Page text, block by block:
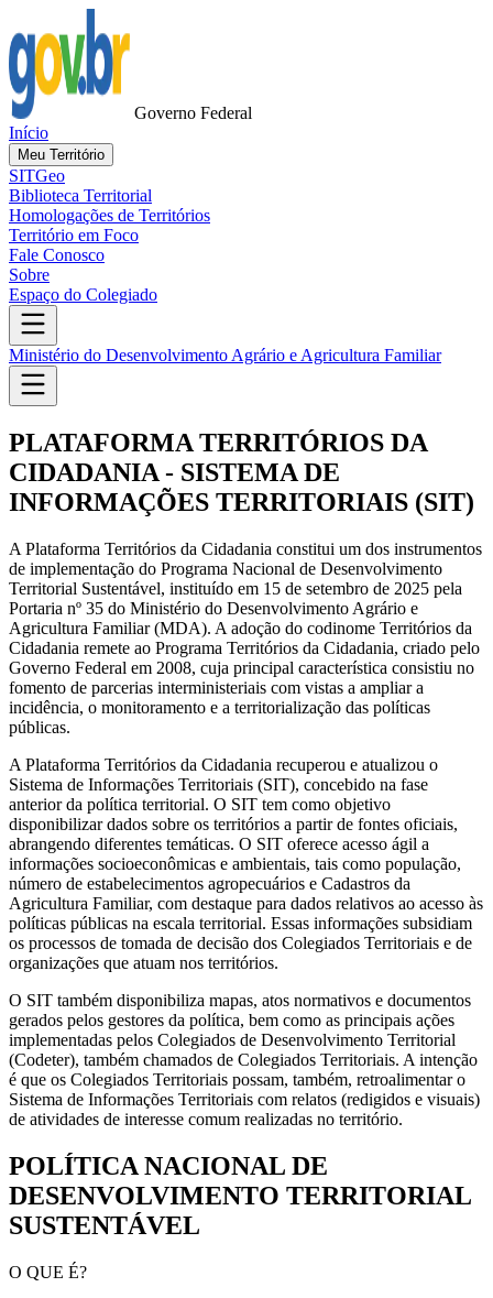
Governo Federal
Início
Meu Território
SITGeo
Biblioteca Territorial
Homologações de Territórios
Território em Foco
Fale Conosco
Sobre
Espaço do Colegiado
Ministério do Desenvolvimento Agrário e Agricultura Familiar
PLATAFORMA TERRITÓRIOS DA
CIDADANIA - SISTEMA DE
INFORMAÇÕES TERRITORIAIS (SIT)
A Plataforma Territórios da Cidadania constitui um dos instrumentos
de implementação do Programa Nacional de Desenvolvimento
Territorial Sustentável, instituído em 15 de setembro de 2025 pela
Portaria nº 35 do Ministério do Desenvolvimento Agrário e
Agricultura Familiar (MDA). A adoção do codinome Territórios da
Cidadania remete ao Programa Territórios da Cidadania, criado pelo
Governo Federal em 2008, cuja principal característica consistiu no
fomento de parcerias interministeriais com vistas a ampliar a
incidência, o monitoramento e a territorialização das políticas
públicas.
A Plataforma Territórios da Cidadania recuperou e atualizou o
Sistema de Informações Territoriais (SIT), concebido na fase
anterior da política territorial. O SIT tem como objetivo
disponibilizar dados sobre os territórios a partir de fontes oficiais,
abrangendo diferentes temáticas. O SIT oferece acesso ágil a
informações socioeconômicas e ambientais, tais como população,
número de estabelecimentos agropecuários e Cadastros da
Agricultura Familiar, com destaque para dados relativos ao acesso às
políticas públicas na escala territorial. Essas informações subsidiam
os processos de tomada de decisão dos Colegiados Territoriais e de
organizações que atuam nos territórios.
O SIT também disponibiliza mapas, atos normativos e documentos
gerados pelos gestores da política, bem como as principais ações
implementadas pelos Colegiados de Desenvolvimento Territorial
(Codeter), também chamados de Colegiados Territoriais. A intenção
é que os Colegiados Territoriais possam, também, retroalimentar o
Sistema de Informações Territoriais com relatos (redigidos e visuais)
de atividades de interesse comum realizadas no território.
POLÍTICA NACIONAL DE
DESENVOLVIMENTO TERRITORIAL
SUSTENTÁVEL
O QUE É?